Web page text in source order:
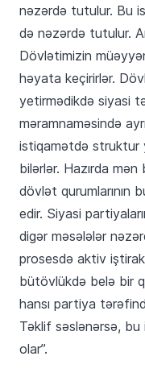
nəzərdə tutulur. Bu
də nəzərdə tutulur.
Dövlətimizin
həyata keçirirlər.
yetirmədikdə siyasi
məramnaməsində
istiqamətdə struktur
bilərlər. Hazırda
dövlət qurumlarının
edir. Siyasi
digər məsələlər
prosesdə aktiv iştirak
bütövlükdə belə bir
hansı partiya
Təklif səslənərsə,
olar”.